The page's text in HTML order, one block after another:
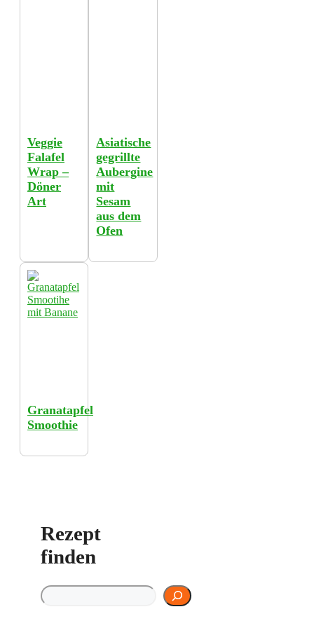
Veggie
Falafel
Wrap –
Döner
Art
Asiatische
gegrillte
Aubergine
mit
Sesam
aus dem
Ofen
Granatapfel
Smoothie
Rezept
finden
Rezept finden